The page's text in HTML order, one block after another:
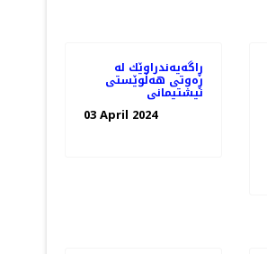
ڕاگەیەندراوێك لە
ڕەوتی هەڵوێستی
نیشتیمانی
03 April 2024